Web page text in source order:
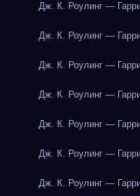
Дж. К. Роулинг —
Дж. К. Роулинг —
Дж. К. Роулинг —
Дж. К. Роулинг —
Дж. К. Роулинг —
Дж. К. Роулинг —
Дж. К. Роулинг —